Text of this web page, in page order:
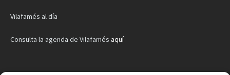
Vilafamés al día
Consulta la agenda de Vilafamés aquí